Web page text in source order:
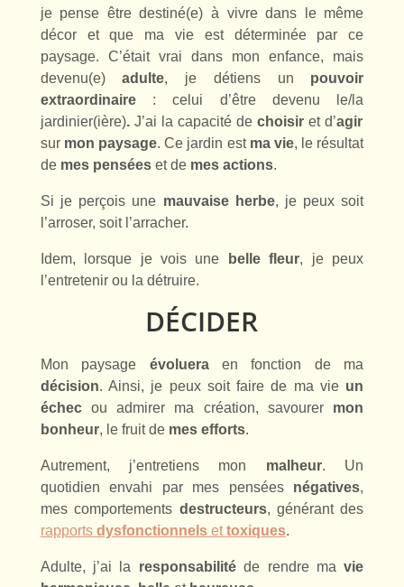
je pense être destiné(e) à vivre dans le même
décor et que ma vie est déterminée par ce
paysage. C’était vrai dans mon enfance, mais
devenu(e)adulte, je détiens un pouvoir
extraordinaire: celui d’être devenu
le/la
jardinier(ière). J’ai la capacité dechoisir et d’agir
sur mon paysage. Ce jardin est ma vie, le résultat
de mes pensées et demes actions.
Si je perçois une mauvaise herbe, je peux soit
l’arroser, soit l’arracher.
Idem, lorsque je vois une belle fleur, je peux
l’entretenir ou la détruire.
DÉCIDER
Mon paysage évolueraen fonction de ma
décision. Ainsi, je peux soit faire de ma vieun
échecou admirer ma création, savourer mon
bonheur, le fruit de mes efforts.
Autrement, j’entretiens mon malheur. Un
quotidien envahi par mes pensées négatives,
mes comportements destructeurs, générant des
rapports dysfonctionnelset toxiques.
Adulte, j’ai la responsabilitéde rendre mavie